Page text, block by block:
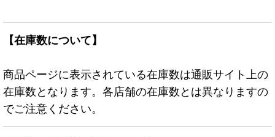
【在庫数について】
商品ページに表示されている在庫数は通販サイト上の
在庫数となります。各店舗の在庫数とは異なりますの
でご注意ください。